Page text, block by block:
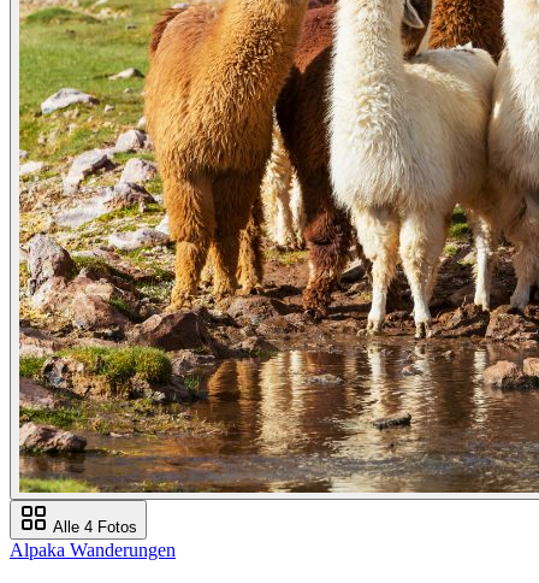
Alle 4 Fotos
Alpaka Wanderungen